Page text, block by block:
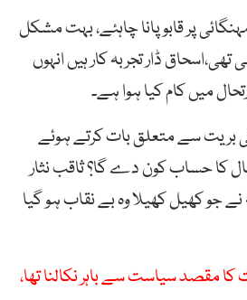
پر قابو پانا چاہئے، بہت مشکل
ڈار تجربہ کار ہیں انہوں
میں کام کیا ہوا ہے۔
کی بریت سے متعلق بات کرتے ہوئے
کہ مریم نواز کے 5 سال کا حساب کون دے گا؟ ثاقب نثار
جو کھیل کھیلا وہ بے نقاب ہو گیا
مقصد سیاست سے باہر نکالنا تھا،